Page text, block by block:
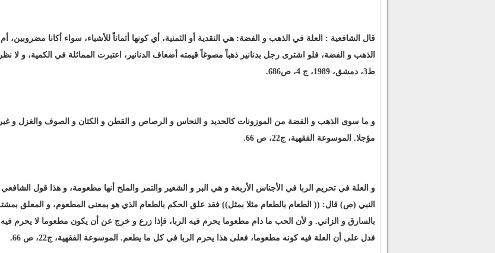
قال الشافعية : العلة في الذهب و الفضة: هي النقدية أو الثمنية، أي كونها أثماناً للأشياء، سواء أكانا
الذهب و الفضة، فلو اشترى رجل بدنانير ذهباً مصوغاً قيمته أضعاف الدنانير، اعتبرت المماثلة في الكمية، و لا
ط3، دمشق، 1989، ج 4، ص686.
و ما سوى الذهب و الفضة من الموزونات كالحديد و النحاس و الرصاص و القطن و الكتان و الصوف والغزل و
مؤجلا. الموسوعة الفقهية، ج22، ص 66.
و العلة في تحريم الربا في الأجناس الأربعة و هي البر و الشعير والتمر والملح أنها مطعومة، و هذا قول
النبي (ص) قال: (( الطعام بالطعام مثلا بمثل)) فقد علق الحكم بالطعام الذي هو بمعنى المطعوم، و المعلق
بالسارق و الزاني. و لأن الحب ما دام مطعوما يحرم فيه الربا، فإذا زرع و خرج عن أن يكون مطعوما لا يحرم فيه
فدل على أن العلة فيه كونه مطعوما، فعلى هذا يحرم الربا في كل ما يطعم. الموسوعة الفقهية، ج22، ص 66.